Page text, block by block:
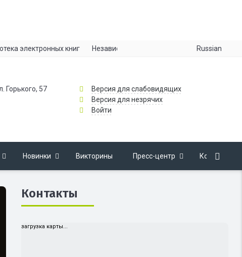
электронных книг Независимая оценка качества Russian
Горького, 57
Версия для слабовидящих
Версия для незрячих
Войти
Новинки Викторины Пресс-центр Контакты
Контакты
загрузка карты...